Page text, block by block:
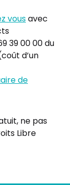
vousavec
39 00 00 du
d’un
de
ne pas
Libre